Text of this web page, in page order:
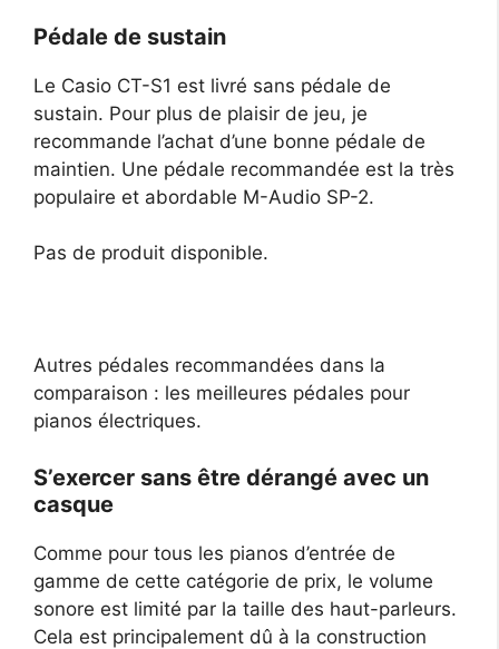
Pédale de sustain
Le Casio CT-S1 est livré sans pédale de
sustain. Pour plus de plaisir de jeu, je
recommande l’achat d’une bonne pédale de
maintien. Une pédale recommandée est la très
populaire et abordable M-Audio SP-2.
Pas de produit disponible.
Autres pédales recommandées dans la
comparaison : les meilleures pédales pour
pianos électriques.
S’exercer sans être dérangé avec un
casque
Comme pour tous les pianos d’entrée de
gamme de cette catégorie de prix, le volume
sonore est limité par la taille des haut-parleurs.
Cela est principalement dû à la construction